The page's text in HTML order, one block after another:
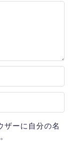
ザーに自分の名